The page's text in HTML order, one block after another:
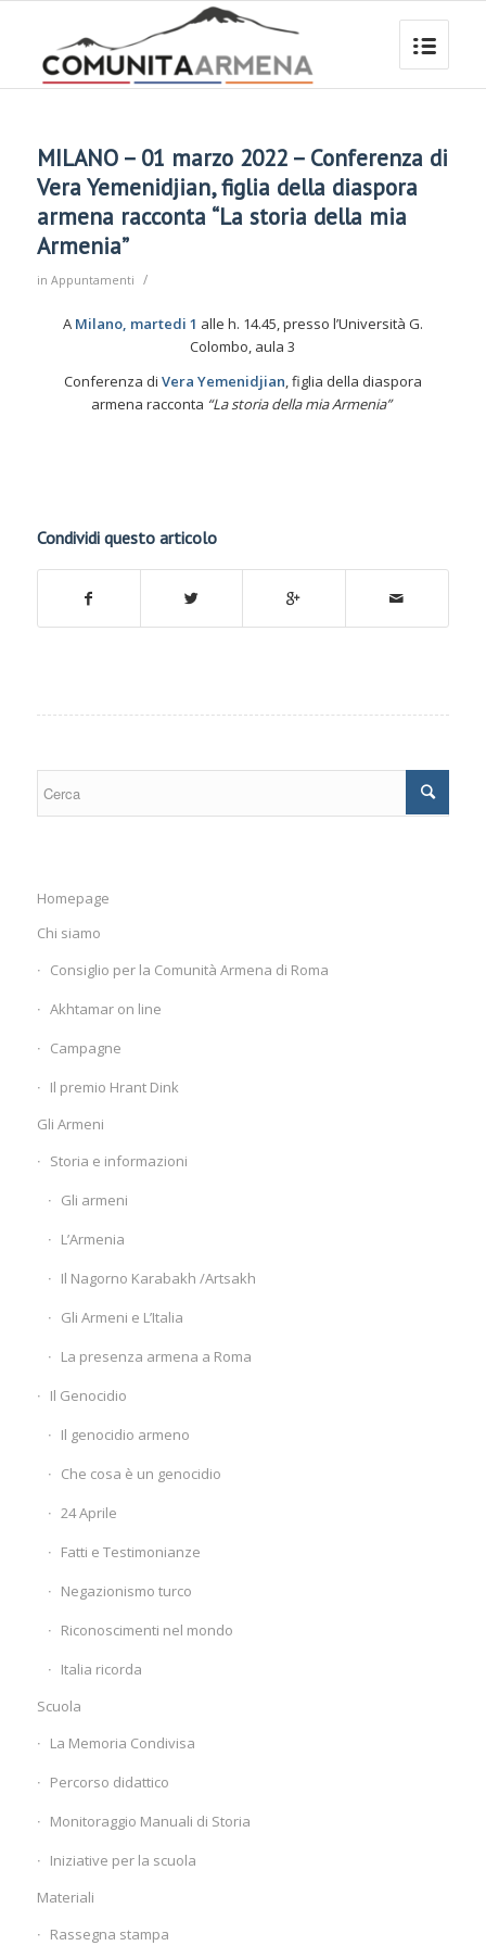
MILANO – 01 marzo 2022 – Conferenza di
Vera Yemenidjian, figlia della diaspora
armena racconta “La storia della mia
Armenia”
in Appuntamenti /
AMilano, martedi 1 alle h. 14.45, presso l’Università G.
Colombo, aula 3
Conferenza di Vera Yemenidjian, figlia della diaspora
armena racconta “La storia della mia Armenia”
Condividi questo articolo
Homepage
Chi siamo
Consiglio per la Comunità Armena di Roma
Akhtamar on line
Campagne
Il premio Hrant Dink
Gli Armeni
Storia e informazioni
Gli armeni
L’Armenia
Il Nagorno Karabakh /Artsakh
Gli Armeni e L’Italia
La presenza armena a Roma
Il Genocidio
Il genocidio armeno
Che cosa è un genocidio
24 Aprile
Fatti e Testimonianze
Negazionismo turco
Riconoscimenti nel mondo
Italia ricorda
Scuola
La Memoria Condivisa
Percorso didattico
Monitoraggio Manuali di Storia
Iniziative per la scuola
Materiali
Rassegna stampa